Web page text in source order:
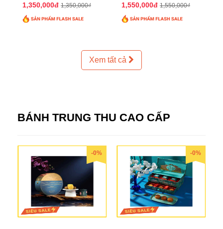
1,350,000đ 1,350,000₫ 1,550,000đ 1,550,000₫
Xem tất cả
BÁNH TRUNG THU CAO CẤP
-0% -0%